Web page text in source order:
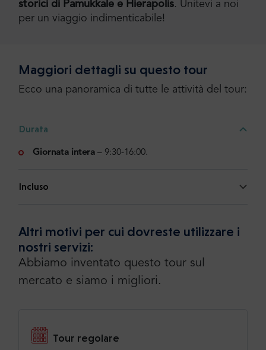
storici di Pamukkale e Hierapolis. Unitevi a noi
per un viaggio indimenticabile!
Maggiori dettagli su questo tour
Ecco una panoramica di tutte le attività del tour:
Durata
Giornata intera – 9:30-16:00.
Incluso
Altri motivi per cui dovreste utilizzare i
nostri servizi:
Abbiamo inventato questo tour sul
mercato e siamo i migliori.
Tour regolare